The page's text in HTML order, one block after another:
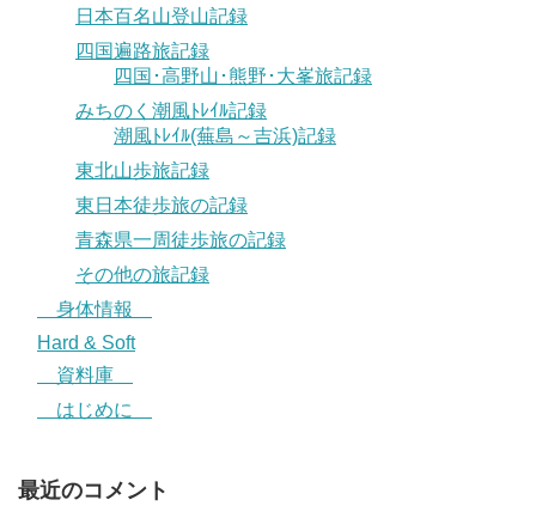
日本百名山登山記録
四国遍路旅記録
四国･高野山･熊野･大峯旅記録
みちのく潮風ﾄﾚｲﾙ記録
潮風ﾄﾚｲﾙ(蕪島～吉浜)記録
東北山歩旅記録
東日本徒歩旅の記録
青森県一周徒歩旅の記録
その他の旅記録
身体情報
Hard & Soft
資料庫
はじめに
最近のコメント